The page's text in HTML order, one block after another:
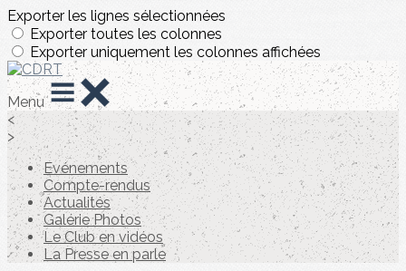
Exporter les lignes sélectionnées
Exporter toutes les colonnes
Exporter uniquement les colonnes affichées
Menu
<
>
Evénements
Compte-rendus
Actualités
Galérie Photos
Le Club en vidéos
La Presse en parle